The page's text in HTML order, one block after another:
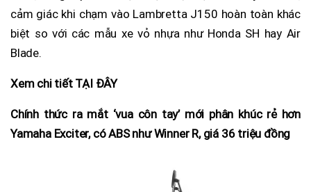
cảm giác khi chạm vào Lambretta J150 hoàn toàn khác
biệt so với các mẫu xe vỏ nhựa như Honda SH hay Air
Blade.
Xem chi tiết TẠI ĐÂY
Chính thức ra mắt ‘vua côn tay’ mới phân khúc rẻ hơn
Yamaha Exciter, có ABS như Winner R, giá 36 triệu đồng